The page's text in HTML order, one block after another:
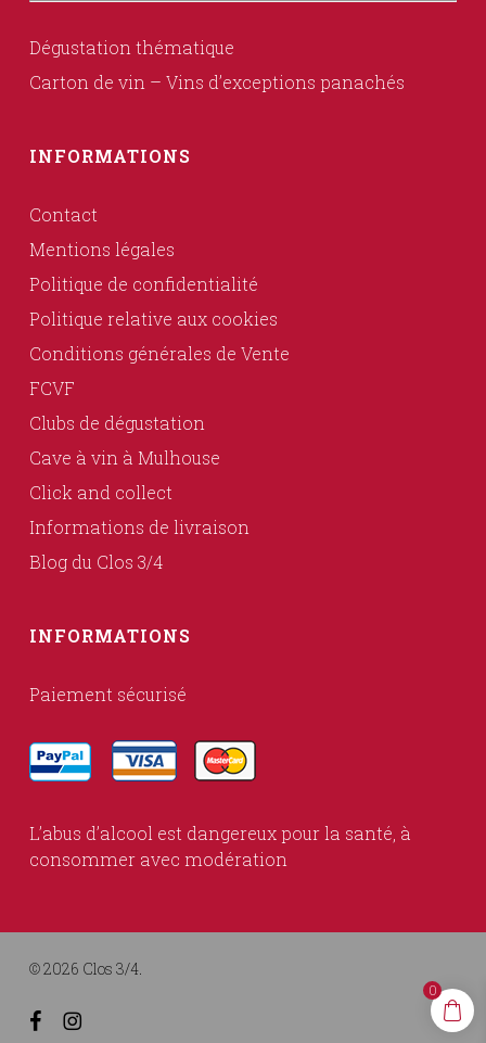
Dégustation thématique
Carton de vin – Vins d’exceptions panachés
INFORMATIONS
Contact
Mentions légales
Politique de confidentialité
Politique relative aux cookies
Conditions générales de Vente
FCVF
Clubs de dégustation
Cave à vin à Mulhouse
Click and collect
Informations de livraison
Blog du Clos 3/4
INFORMATIONS
Paiement sécurisé
L’abus d’alcool est dangereux pour la santé, à
consommer avec modération
© 2026 Clos 3/4.
facebookinstagram
0